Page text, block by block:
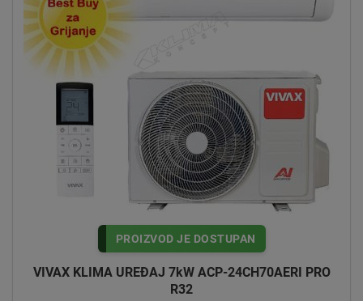
PROIZVOD JE DOSTUPAN
VIVAX KLIMA UREĐAJ 7kW ACP-24CH70AERI PRO
R32